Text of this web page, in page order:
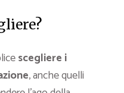
scegliere i
, anche quelli